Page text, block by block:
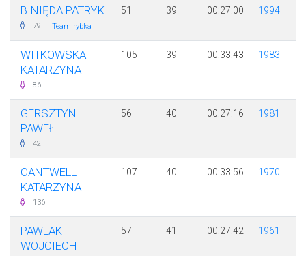
BINIĘDA PATRYK
79 · Team rybka
51 39 00:27:00 1994
WITKOWSKA
KATARZYNA
86
105 39 00:33:43 1983
GERSZTYN
PAWEŁ
42
56 40 00:27:16 1981
CANTWELL
KATARZYNA
136
107 40 00:33:56 1970
PAWLAK
WOJCIECH
57 41 00:27:42 1961